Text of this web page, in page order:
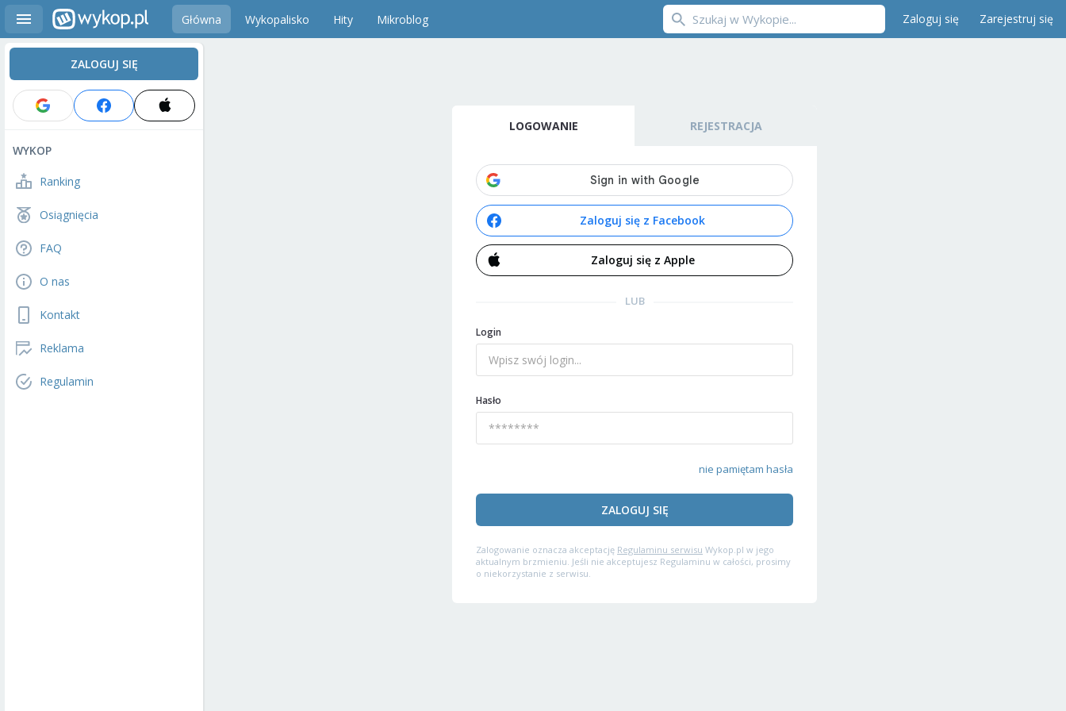
Główna Wykopalisko Hity Mikroblog Zaloguj się Zarejestruj się
ZALOGUJ SIĘ
WYKOP
Ranking
Osiągnięcia
FAQ
O nas
Kontakt
Reklama
Regulamin
LOGOWANIE REJESTRACJA
Zaloguj się z Facebook
Zaloguj się z Apple
LUB
Login
Hasło
nie pamiętam hasła
ZALOGUJ SIĘ
Zalogowanie oznacza akceptację Regulaminu serwisu Wykop.pl w jego
aktualnym brzmieniu. Jeśli nie akceptujesz Regulaminu w całości, prosimy
o niekorzystanie z serwisu.